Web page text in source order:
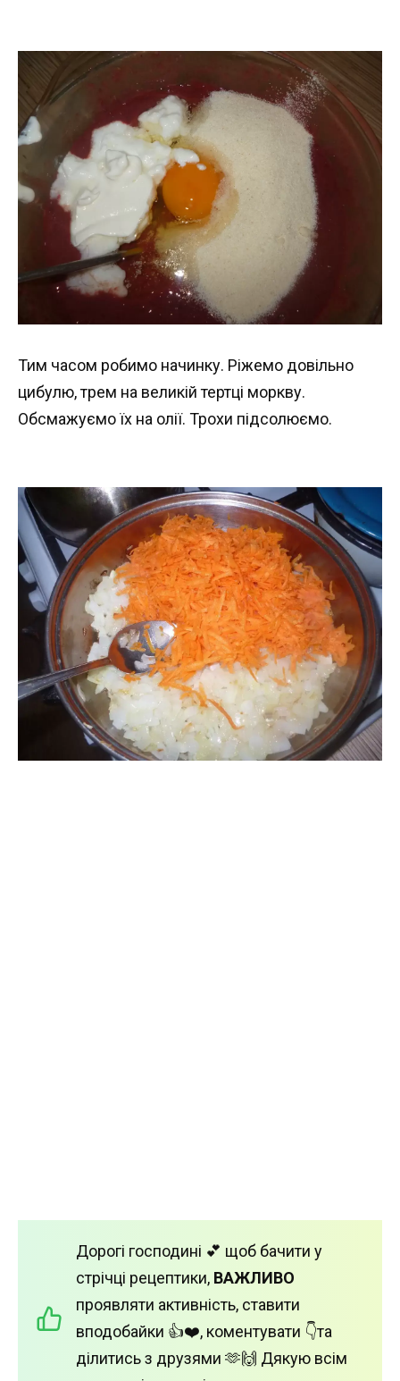
Тим часом робимо начинку. Ріжемо довільно
цибулю, трем на великій тертці моркву.
Обсмажуємо їх на олії. Трохи підсолюємо.
Дорогі господині 💕 щоб бачити у
стрічці рецептики, ВАЖЛИВО
проявляти активність, ставити
вподобайки 👍❤️, коментувати 👇та
ділитись з друзями 🫶🙌 Дякую всім